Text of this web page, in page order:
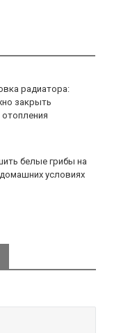
радиатора:
закрыть
отопления
белые грибы на
условиях